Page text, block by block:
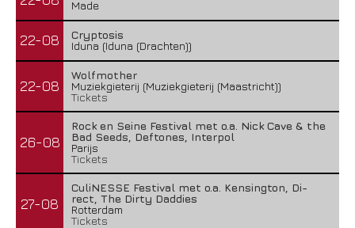
Made
22-08
Cryptosis
Iduna (Iduna (Drachten))
22-08
Wolfmother
Muziekgieterij (Muziekgieterij (Maastricht))
Tickets
26-08
Rock en Seine Festival met o.a. Nick Cave & the
Bad Seeds, Deftones, Interpol
Parijs
Tickets
27-08
CuliNESSE Festival met o.a. Kensington, Di-
rect, The Dirty Daddies
Rotterdam
Tickets